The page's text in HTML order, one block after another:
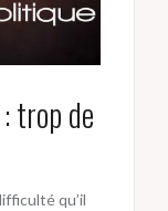
trop de
qu’il